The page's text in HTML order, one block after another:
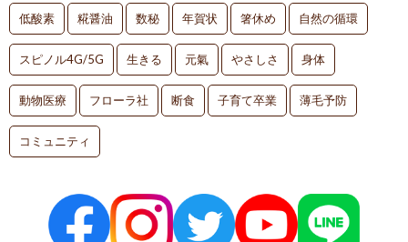
低酸素 糀醤油 数秘 年賀状 箸休め 自然の循環
スピノル4G/5G 生きる 元氣 やさしさ 身体
動物医療 フローラ社 断食 子育て卒業 薄毛予防
コミュニティ